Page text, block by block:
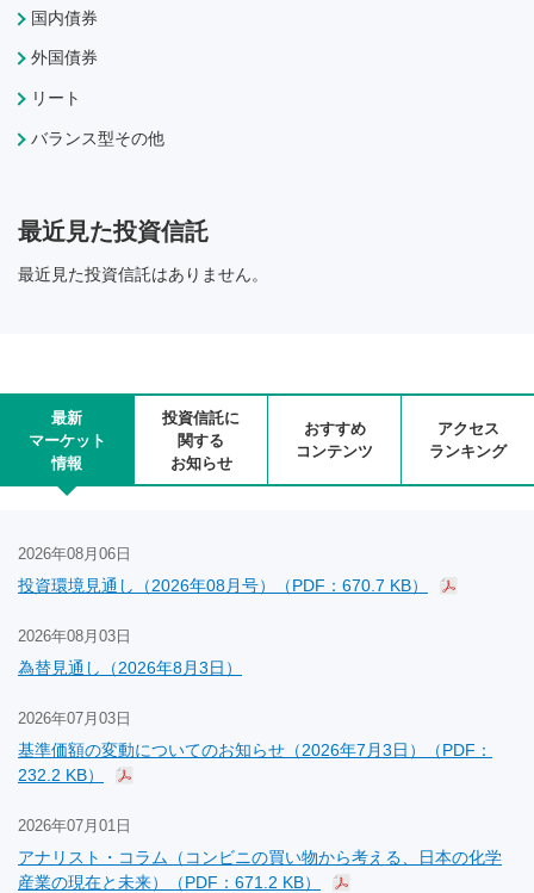
国内債券
外国債券
リート
バランス型その他
最近見た投資信託
最近見た投資信託はありません。
最新
マーケット
情報
投資信託に
関する
お知らせ
おすすめ
コンテンツ
アクセス
ランキング
2026年08月06日
投資環境見通し（2026年08月号）（PDF：670.7 KB）
2026年08月03日
為替見通し（2026年8月3日）
2026年07月03日
基準価額の変動についてのお知らせ（2026年7月3日）（PDF：
232.2 KB）
2026年07月01日
アナリスト・コラム（コンビニの買い物から考える、日本の化学
産業の現在と未来）（PDF：671.2 KB）